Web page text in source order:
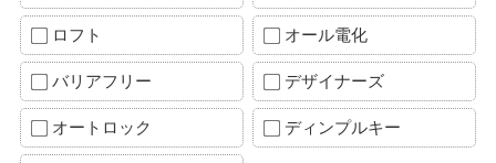
ロフト オール電化
バリアフリー デザイナーズ
オートロック ディンプルキー